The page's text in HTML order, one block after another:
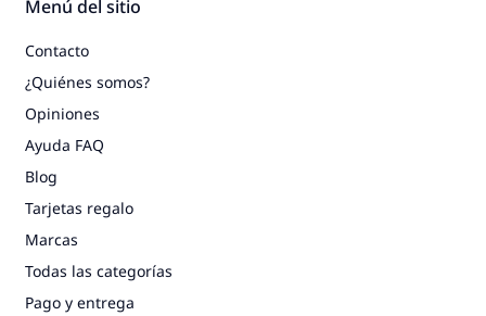
Menú del sitio
Contacto
¿Quiénes somos?
Opiniones
Ayuda FAQ
Blog
Tarjetas regalo
Marcas
Todas las categorías
Pago y entrega